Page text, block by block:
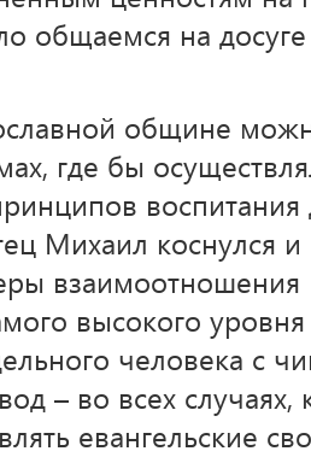
общаемся на
общине
где бы
Михаил коснулся и
высокого
человека с
– во всех
евангельские